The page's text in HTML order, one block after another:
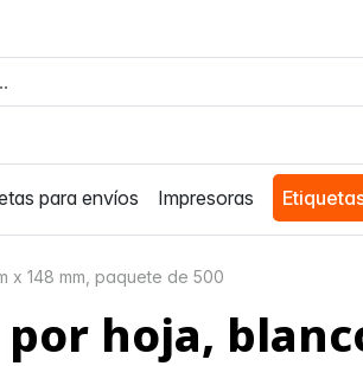
para envíos Impresoras
x 148 mm, paquete de 500
hoja,